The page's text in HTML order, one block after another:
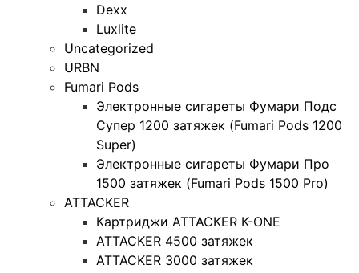
Dexx
Luxlite
Uncategorized
URBN
Fumari Pods
Электронные сигареты Фумари Подс
Супер 1200 затяжек (Fumari Pods 1200
Super)
Электронные сигареты Фумари Про
1500 затяжек (Fumari Pods 1500 Pro)
ATTACKER
Картриджи ATTACKER K-ONE
ATTACKER 4500 затяжек
ATTACKER 3000 затяжек